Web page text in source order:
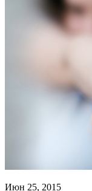
Июн 25, 2015